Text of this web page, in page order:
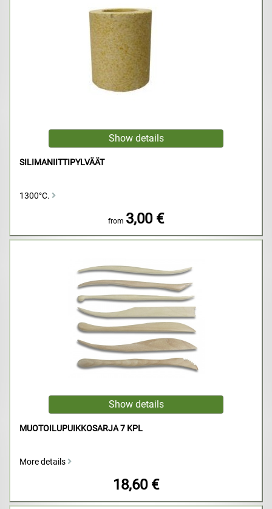
SILIMANIITTIPYLVÄÄT
1300°C.
from 3,00 €
MUOTOILUPUIKKOSARJA 7 KPL
More details
18,60 €